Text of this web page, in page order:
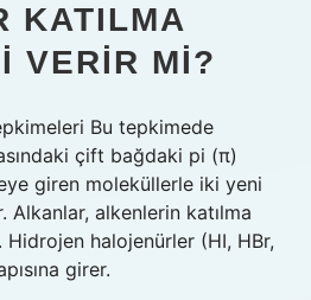
KATILMA
VERIR MI?
Bu tepkimede
çift bağdaki pi (π)
giren moleküllerle iki yeni
Alkanlar, alkenlerin katılma
halojenürler (HI, HBr,
girer.